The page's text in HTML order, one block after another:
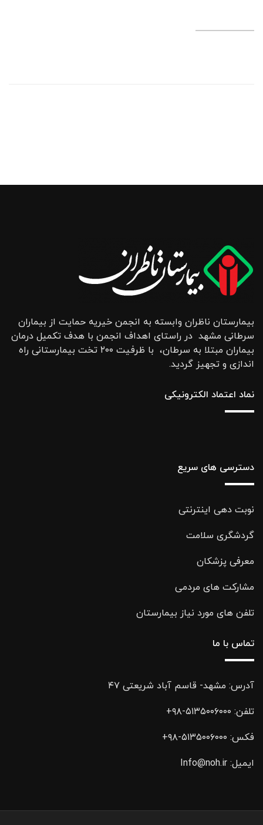
بیمارستان ناظران وابسته به انجمن خیریه حمایت از بیماران
سرطانی مشهد در راستای اهداف انجمن با هدف تکمیل درمان
بیماران مبتلا به سرطان، با ظرفیت ۲۰۰ تخت بیمارستانی راه
اندازی و تجهیز گردید.
نماد اعتماد الکترونیکی
دسترسی های سریع
نوبت دهی اینترنتی
گردشگری سلامت
معرفی پزشکان
مشارکت های مردمی
تلفن های مورد نیاز بیمارستان
تماس با ما
آدرس: مشهد- قاسم آباد شریعتی ۴۷
تلفن: ۵۱۳۵۰۰۶۰۰۰-۹۸+
فکس: ۵۱۳۵۰۰۶۰۰۰-۹۸+
ایمیل: Info@noh.ir